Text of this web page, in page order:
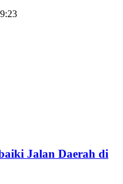
Jalan Daerah di